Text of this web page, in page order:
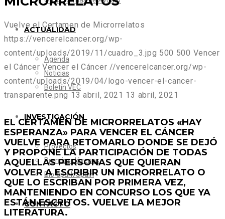
ACTUALIDAD
Agenda
Noticias
Boletín VEC
INVESTIGACIÓN
Proyectos
Premios Jóvenes
Bio-spark Spain
CONTACTO
Vuelve el Certamen de Microrrelatos
https://vencerelcancer.org/wp-
content/uploads/2019/11/cuadro_3.jpg 500 500 Vencer
el Cáncer Vencer el Cáncer //vencerelcancer.org/wp-
content/uploads/2019/04/logo-vencer-el-cancer-
transparente.png 13 abril, 2021 13 abril, 2021
EL CERTAMEN DE MICRORRELATOS «HAY
ESPERANZA» PARA VENCER EL CÁNCER
VUELVE PARA RETOMARLO DONDE SE DEJÓ
Y PROPONE LA PARTICIPACIÓN DE TODAS
AQUELLAS PERSONAS QUE QUIERAN
VOLVER A ESCRIBIR UN MICRORRELATO O
QUE LO ESCRIBAN POR PRIMERA VEZ,
MANTENIENDO EN CONCURSO LOS QUE YA
ESTÁN ESCRITOS. VUELVE LA MEJOR
LITERATURA.